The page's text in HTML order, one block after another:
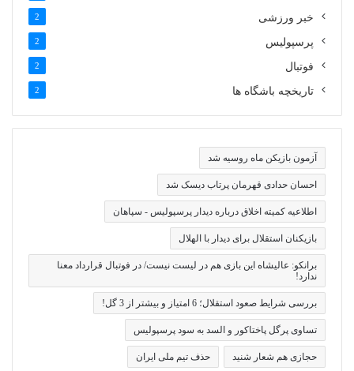
خبر ورزشی 2
پرسپولیس 2
فوتبال 2
تاریخچه باشگاه ها 2
آزمون بازیکن ماه روسیه شد
احسان حدادی قهرمان پرتاب دیسک شد
اطلاعیه کمیته اخلاق درباره دیدار پرسپولیس - سپاهان
بازیکنان استقلال برای دیدار با الهلال
برانکو: عالیشاه این بازی هم در لیست نیست/ در فوتبال قرارداد معنا
ندارد!
بررسی شرایط صعود استقلال؛ 6 امتیاز و بیشتر از 3 گل!
تساوی پرگل پاختاکور و السد به سود پرسپولیس
حجازی هم شعار شنید حذف تیم ملی ایران